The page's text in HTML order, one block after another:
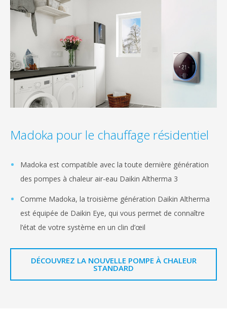
Madoka pour le chauffage résidentiel
Madoka est compatible avec la toute dernière génération
des pompes à chaleur air-eau Daikin Altherma 3
Comme Madoka, la troisième génération Daikin Altherma
est équipée de Daikin Eye, qui vous permet de connaître
l’état de votre système en un clin d’œil
DÉCOUVREZ LA NOUVELLE POMPE À CHALEUR
STANDARD